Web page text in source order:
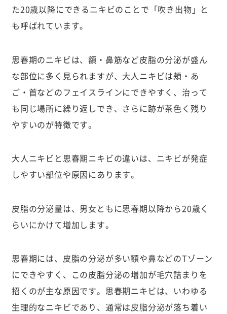
た20歳以降にできるニキビのことで「吹き出物」と
も呼ばれています。
思春期のニキビは、額・鼻筋など皮脂の分泌が盛ん
な部位に多く見られますが、大人ニキビは頬・あ
ご・首などのフェイスラインにできやすく、治って
も同じ場所に繰り返しでき、さらに跡が茶色く残り
やすいのが特徴です。
大人ニキビと思春期ニキビの違いは、ニキビが発症
しやすい部位や原因にあります。
皮脂の分泌量は、男女ともに思春期以降から20歳く
らいにかけて増加します。
思春期には、皮脂の分泌が多い額や鼻などのTゾーン
にできやすく、この皮脂分泌の増加が毛穴詰まりを
招くのが主な原因です。思春期ニキビは、いわゆる
生理的なニキビであり、通常は皮脂分泌が落ち着い